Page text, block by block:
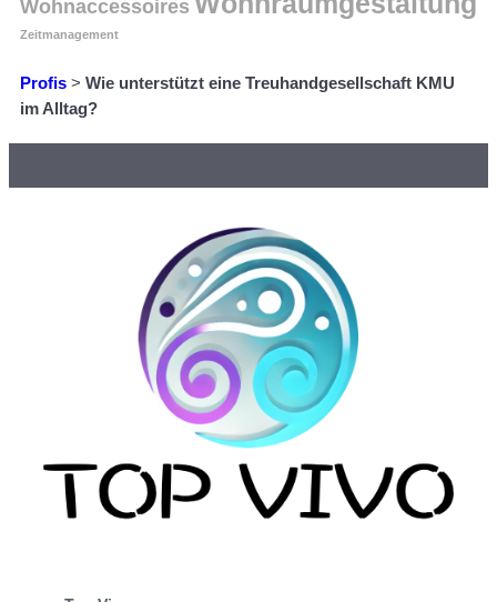
Wohnaccessoires
Zeitmanagement
Profis > Wie unterstützt eine Treuhandgesellschaft KMU
im Alltag?